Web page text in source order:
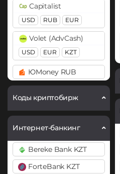
Bitcoin (BTC)
BTC BEP20
OP
ARB
AVAXC
Bitcoin Cash (BCH)
Bitcoin SV (BSV)
BitTorrent (BTT)
Cardano (ADA)
Chainlink (LINK)
BEP20 × ERC20
Compound (COMP)
Capitalist
USD RUB EUR
Volet (AdvCash)
USD EUR KZT
ЮMoney RUB
Коды криптобирж
Интернет-банкинг
Bereke Bank KZT
ForteBank KZT